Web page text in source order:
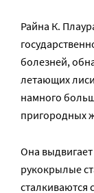
Райна К.
болезней,
летающих
намного
пригородных
Она
рукокрылые
сталкиваются